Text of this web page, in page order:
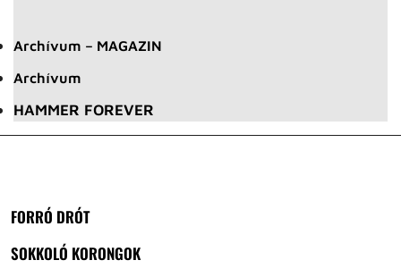
Archívum – MAGAZIN
Archívum
HAMMER FOREVER
FORRÓ DRÓT
SOKKOLÓ KORONGOK